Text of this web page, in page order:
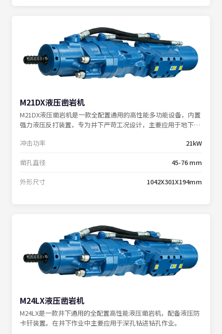
M21DX液压凿岩机
M21DX液压凿岩机是一款全配置通用的高性能多功能设备，内置
强力液压反打装置，专为井下严苛工况设计，主要应用于地下掘
冲击功率
21kW
凿孔直径 45-76 mm
外形尺寸 1042X301X194mm
M24LX液压凿岩机
M24LX是一款井下通用的全配置高性能液压凿岩机，配备液压防
卡钎装置。在井下作业中主要应用于深孔钻进钻孔作业。